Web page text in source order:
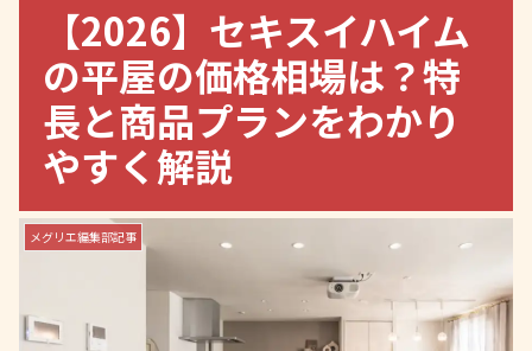
【2026】セキスイハイム
の平屋の価格相場は？特
長と商品プランをわかり
やすく解説
メグリエ編集部記事